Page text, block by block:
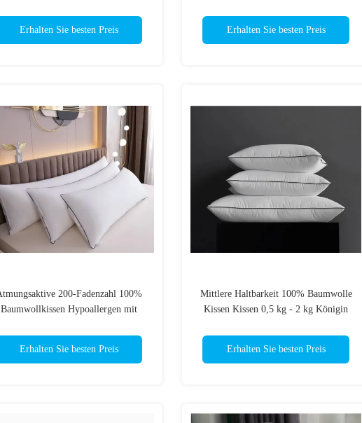
Erhalten Sie besten Preis Erhalten Sie besten Preis
200-Fadenzahl 100%
Baumwollkissen Hypoallergen mit
Erhalten Sie besten Preis
Mittlere Haltbarkeit 100% Baumwolle
Kissen Kissen 0,5 kg - 2 kg Königin
Erhalten Sie besten Preis